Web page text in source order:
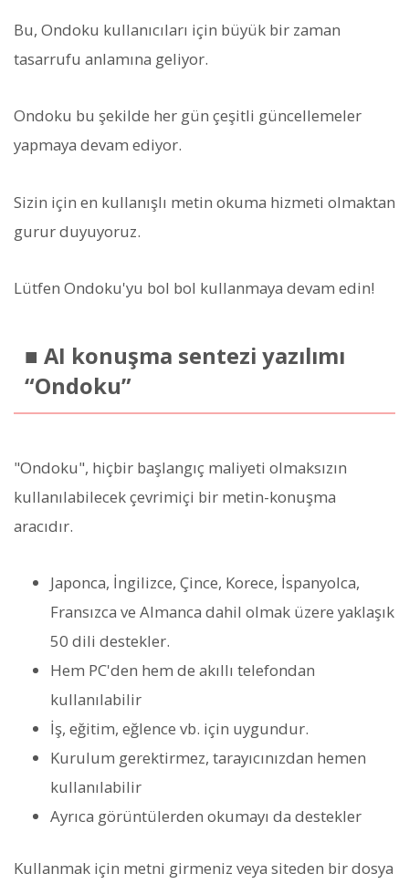
Bu, Ondoku kullanıcıları için büyük bir zaman
tasarrufu anlamına geliyor.
Ondoku bu şekilde her gün çeşitli güncellemeler
yapmaya devam ediyor.
Sizin için en kullanışlı metin okuma hizmeti olmaktan
gurur duyuyoruz.
Lütfen Ondoku'yu bol bol kullanmaya devam edin!
■ AI konuşma sentezi yazılımı
“Ondoku”
"Ondoku", hiçbir başlangıç maliyeti olmaksızın
kullanılabilecek çevrimiçi bir metin-konuşma
aracıdır.
Japonca, İngilizce, Çince, Korece, İspanyolca,
Fransızca ve Almanca dahil olmak üzere yaklaşık
50 dili destekler.
Hem PC'den hem de akıllı telefondan
kullanılabilir
İş, eğitim, eğlence vb. için uygundur.
Kurulum gerektirmez, tarayıcınızdan hemen
kullanılabilir
Ayrıca görüntülerden okumayı da destekler
Kullanmak için metni girmeniz veya siteden bir dosya